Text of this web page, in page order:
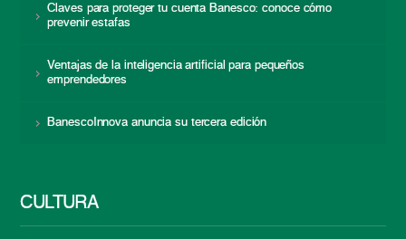
Claves para proteger tu cuenta Banesco: conoce cómo
prevenir estafas
Ventajas de la inteligencia artificial para pequeños
emprendedores
BanescoInnova anuncia su tercera edición
CULTURA